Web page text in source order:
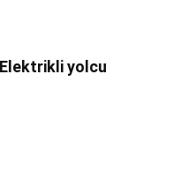
yolcu